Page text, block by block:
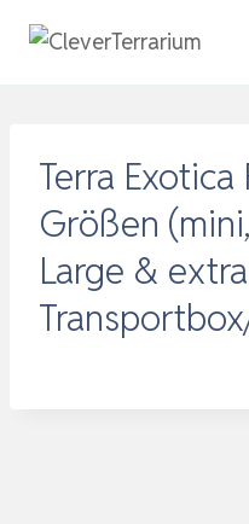
Inhalt
Terra
Größen
Large &